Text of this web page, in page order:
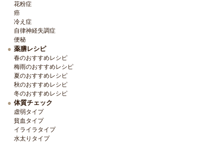
花粉症
癌
冷え症
自律神経失調症
便秘
薬膳レシピ
春のおすすめレシピ
梅雨のおすすめレシピ
夏のおすすめレシピ
秋のおすすめレシピ
冬のおすすめレシピ
体質チェック
虚弱タイプ
貧血タイプ
イライラタイプ
水太りタイプ